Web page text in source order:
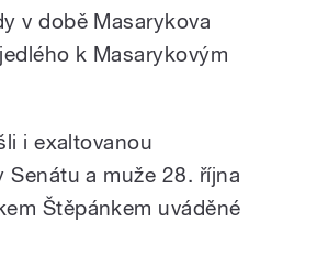
v době Masarykova
k Masarykovým
i exaltovanou
Senátu a muže 28. října
Štěpánkem uváděné